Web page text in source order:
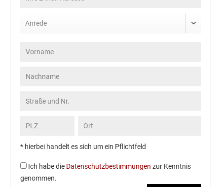
* hierbei handelt es sich um ein Pflichtfeld
Ich habe die Datenschutzbestimmungen zur Kenntnis
genommen.